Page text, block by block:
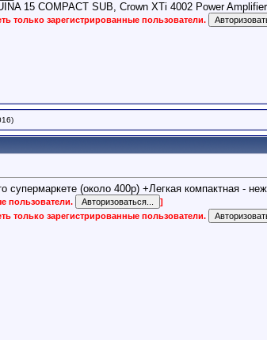
15 COMPACT SUB, Crown XTi 4002 Power
только зарегистрированные пользователи.
супермаркете (около 400р) +Легкая компактная -
пользователи.
]
только зарегистрированные пользователи.